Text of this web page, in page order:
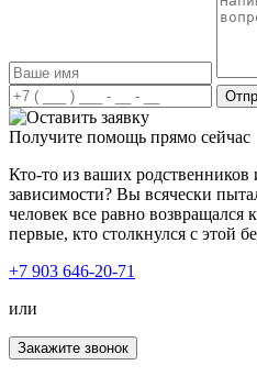
Я долго мучилась из-за
семье. Муж много лет
жизнь была на грани
справиться с этой проблемой
не помогало. Решили
лечения оказался очень
Муж прошёл через все этапы
врачей была профессиональной
мой муж трезв уже несколько
счастлива. Я очень благодарна
которые помогли нам вернуть
Получите помощь прямо сейчас
Кто-то из ваших родственников
зависимости? Вы всячески
человек все равно
первые, кто столкнулся с этой
+7 903 646-20-71
или
Закажите звонок